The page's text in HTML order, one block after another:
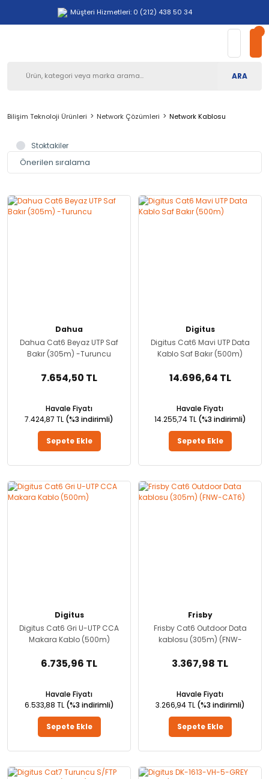
Müşteri Hizmetleri: 0 (212) 438 50 34
ARA
Bilişim Teknoloji Ürünleri Network Çözümleri Network Kablosu
Stoktakiler
Dahua
Dahua Cat6 Beyaz UTP Saf
Bakır (305m) -Turuncu
7.654,50 TL
Havale Fiyatı
7.424,87 TL (%3 indirimli)
Sepete Ekle
Digitus
Digitus Cat6 Mavi UTP Data
Kablo Saf Bakır (500m)
14.696,64 TL
Havale Fiyatı
14.255,74 TL (%3 indirimli)
Sepete Ekle
Digitus
Digitus Cat6 Gri U-UTP CCA
Makara Kablo (500m)
6.735,96 TL
Havale Fiyatı
6.533,88 TL (%3 indirimli)
Sepete Ekle
Frisby
Frisby Cat6 Outdoor Data
kablosu (305m) (FNW-
3.367,98 TL
Havale Fiyatı
3.266,94 TL (%3 indirimli)
Sepete Ekle